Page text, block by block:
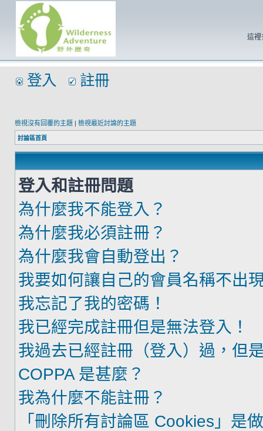
這裡
登入 註冊
檢視沒有回覆的主題 | 檢視最近討論的主題
討論區首頁
登入和註冊問題
為什麼我不能登入？
為什麼我必須註冊？
為什麼我會自動登出？
我要如何讓自己的會員名稱不出
我忘記了我的密碼！
我已經完成註冊但是無法登入！
我過去已經註冊（登入）過，但
COPPA 是甚麼？
我為什麼不能註冊？
「刪除所有討論區 Cookies」是